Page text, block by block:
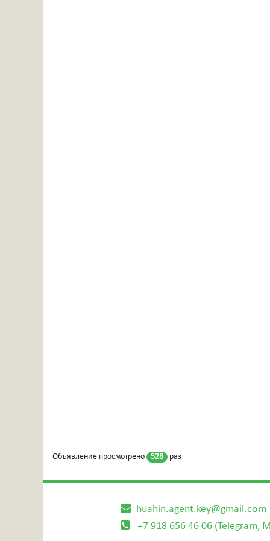
Объявление просмотрено 528 раз
huahin.agent.key@gmail.com
+7 918 656 46 06 (Telegram,